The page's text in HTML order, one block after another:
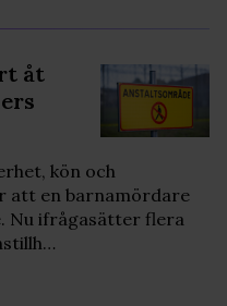
åt
kön och
att en barnamördare
Nu ifrågasätter flera